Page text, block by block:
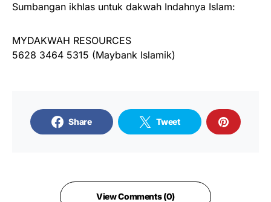
Sumbangan ikhlas untuk dakwah Indahnya Islam:
MYDAKWAH RESOURCES
5628 3464 5315 (Maybank Islamik)
Share Tweet
View Comments (0)